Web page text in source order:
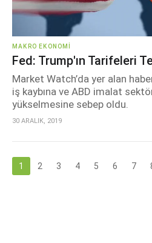
MAKRO EKONOMI
Fed: Trump'ın Tarifeleri
Market Watch’da yer alan
iş kaybına ve ABD imalat
yükselmesine sebep oldu.
30 ARALIK, 2019
1 2 3 4 5 6 7